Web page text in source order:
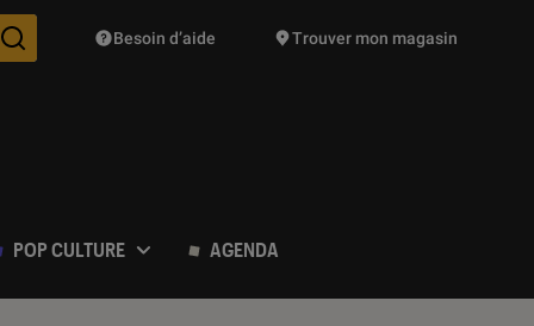
Des suggestions de produits vont vous être proposées
Besoin d’aide Trouver mon magasin
POP CULTURE AGENDA